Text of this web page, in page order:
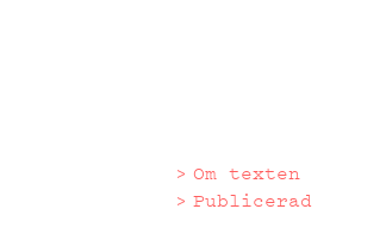
Om texten
Publicerad